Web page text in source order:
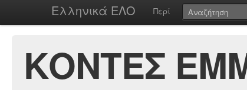
Ελληνικά ΕΛΟ Περί
ΚΟΝΤΕΣ